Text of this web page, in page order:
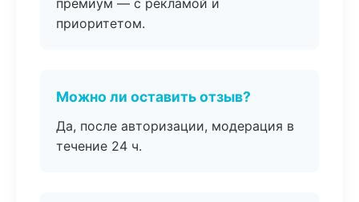
премиум — с рекламой и
приоритетом.
Можно ли оставить отзыв?
Да, после авторизации, модерация в
течение 24 ч.